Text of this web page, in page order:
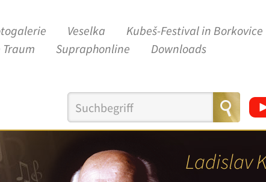
Veselka
Kubeš-Festival in Borkovice
Supraphonline Downloads
Ladislav